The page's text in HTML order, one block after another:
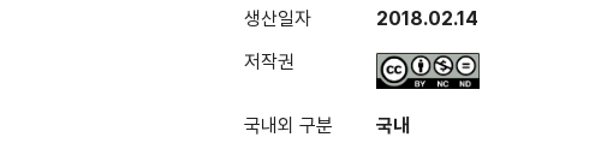
생산일자
2018.02.14
저작권
국내외 구분 국내